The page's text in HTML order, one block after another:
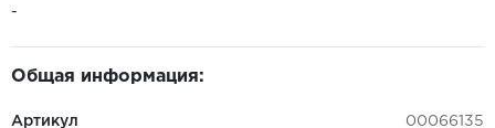
-
Общая информация:
Артикул 00066135